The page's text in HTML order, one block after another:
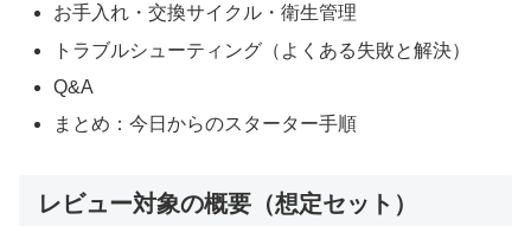
お手入れ・交換サイクル・衛生管理
トラブルシューティング（よくある失敗と解決）
Q&A
まとめ：今日からのスターター手順
レビュー対象の概要（想定セット）